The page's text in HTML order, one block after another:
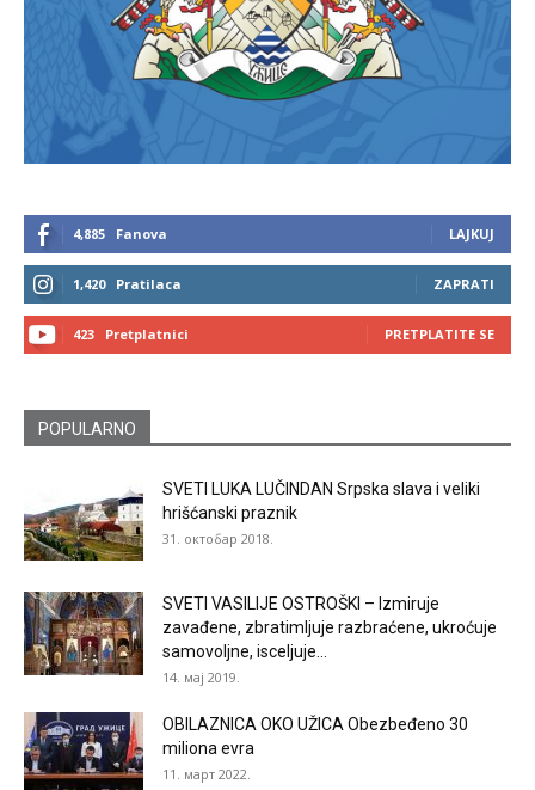
4,885 Fanova LAJKUJ
1,420 Pratilaca ZAPRATI
423 Pretplatnici PRETPLATITE SE
POPULARNO
SVETI LUKA LUČINDAN Srpska slava i veliki
hrišćanski praznik
31. октобар 2018.
SVETI VASILIJE OSTROŠKI – Izmiruje
zavađene, zbratimljuje razbraćene, ukroćuje
samovoljne, isceljuje...
14. мај 2019.
OBILAZNICA OKO UŽICA Obezbeđeno 30
miliona evra
11. март 2022.